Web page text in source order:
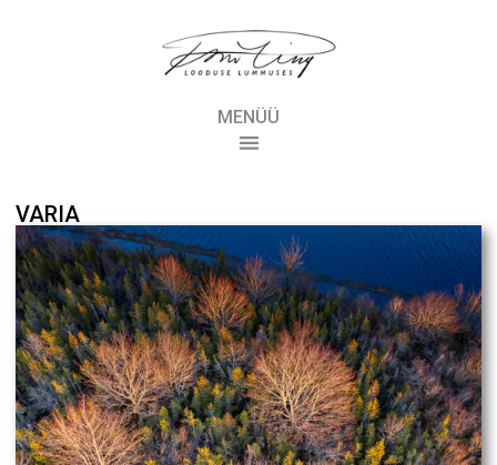
MENÜÜ
VARIA